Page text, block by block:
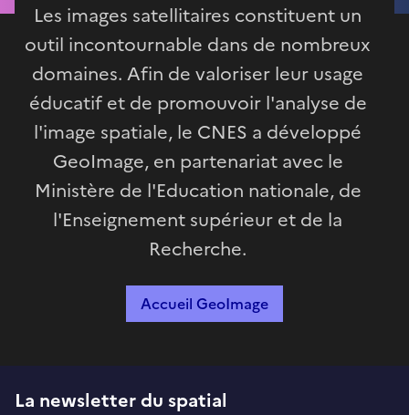
Les images satellitaires constituent un
outil incontournable dans de nombreux
domaines. Afin de valoriser leur usage
éducatif et de promouvoir l'analyse de
l'image spatiale, le CNES a développé
GeoImage, en partenariat avec le
Ministère de l'Education nationale, de
l'Enseignement supérieur et de la
Recherche.
Accueil GeoImage
La newsletter du spatial